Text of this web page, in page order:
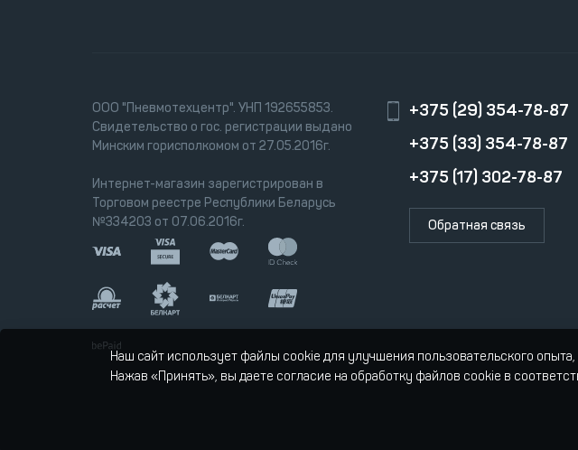
ООО "Пневмотехцентр". УНП 192655853.
Свидетельство о гос. регистрации выдано
Минским горисполкомом от 27.05.2016г.
Интернет-магазин зарегистрирован в
Торговом реестре Республики Беларусь
№334203 от 07.06.2016г.
+375 (29) 354-78-87
+375 (33) 354-78-87
+375 (17) 302-78-87
Обратная связь
Наш сайт использует файлы cookie для улучшения пользовательского
Нажав «Принять», вы даете согласие на обработку файлов cookie в